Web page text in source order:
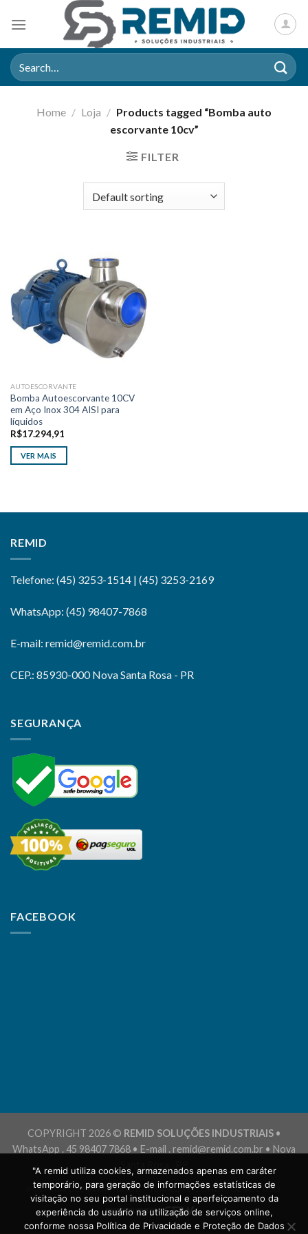
Search
for:
Home / Loja / Products tagged “Bomba auto
escorvante 10cv”
FILTER
AUTOESCORVANTE
Bomba Autoescorvante 10CV
em Aço Inox 304 AISI para
líquidos
R$17.294,91
VER MAIS
REMID
Telefone: (45) 3253-1514 | (45) 3253-2169
WhatsApp: (45) 98407-7868
E-mail: remid@remid.com.br
CEP.: 85930-000 Nova Santa Rosa - PR
SEGURANÇA
FACEBOOK
COPYRIGHT 2026 © REMID SOLUÇÕES INDUSTRIAIS•
WhatsApp . 45 98407 7868 • E-mail . remid@remid.com.br • Nova
Santa Rosa . PR
POLÍTICA DE PRIVACIDADE TERMOS E CONDIÇÕES DE USO
"A remid utiliza cookies, armazenados apenas em caráter
temporário, para geração de informações estatísticas de
visitação no seu portal institucional e aperfeiçoamento da
experiência do usuário na utilização de serviços online,
conforme nossa Política de Privacidade e Proteção de Dados